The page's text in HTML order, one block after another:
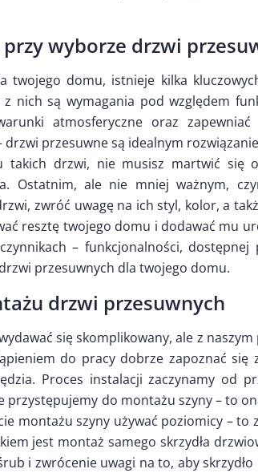
wyborze drzwi
twojego domu, istnieje kilka
nich są wymagania pod względem
atmosferyczne oraz zapewniać
przesuwne są idealnym
takich drzwi, nie musisz martwić się
Ostatnim, ale nie mniej ważnym,
zwróć uwagę na ich styl, kolor, a
resztę twojego domu i dodawać mu
– funkcjonalności, dostępnej
przesuwnych dla twojego domu.
drzwi przesuwnych
się skomplikowany, ale z
do pracy dobrze zapoznać się
Proces instalacji zaczynamy od
do montażu szyny – to
montażu szyny używać poziomicy – to
jest montaż samego skrzydła
i zwrócenie uwagi na to, aby skrzydło